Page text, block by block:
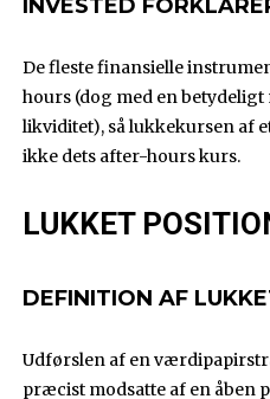
INVESTED
De fleste finansielle
hours (dog med en
likviditet), så lukkekursen af
ikke dets after-hours kurs.
LUKKET
DEFINITION AF
Udførslen af en
præcist modsatte af en åben